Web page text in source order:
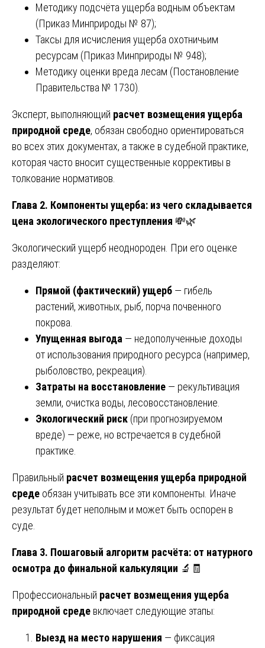
Методику подсчёта ущерба водным объектам
(Приказ Минприроды № 87);
Таксы для исчисления ущерба охотничьим
ресурсам (Приказ Минприроды № 948);
Методику оценки вреда лесам (Постановление
Правительства № 1730).
Эксперт, выполняющий расчет возмещения ущерба
природной среде, обязан свободно ориентироваться
во всех этих документах, а также в судебной практике,
которая часто вносит существенные коррективы в
толкование нормативов.
Глава 2. Компоненты ущерба: из чего складывается
цена экологического преступления 💸🌿
Экологический ущерб неоднороден. При его оценке
разделяют:
Прямой (фактический) ущерб — гибель
растений, животных, рыб, порча почвенного
покрова.
Упущенная выгода — недополученные доходы
от использования природного ресурса (например,
рыболовство, рекреация).
Затраты на восстановление — рекультивация
земли, очистка воды, лесовосстановление.
Экологический риск (при прогнозируемом
вреде) — реже, но встречается в судебной
практике.
Правильный расчет возмещения ущерба природной
среде обязан учитывать все эти компоненты. Иначе
результат будет неполным и может быть оспорен в
суде.
Глава 3. Пошаговый алгоритм расчёта: от натурного
осмотра до финальной калькуляции 🔬🧾
Профессиональный расчет возмещения ущерба
природной среде включает следующие этапы:
Выезд на место нарушения — фиксация